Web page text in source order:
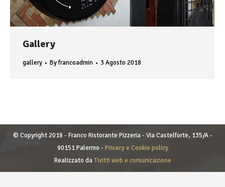
Gallery
gallery Byfrancoadmin 3 Agosto 2018
© Copyright 2018 - Franco Ristorante Pizzeria - Via Castelforte, 135/A -
90151 Palermo - Privacy e Cookie policy
Realizzato daTivitti web e comunicazione